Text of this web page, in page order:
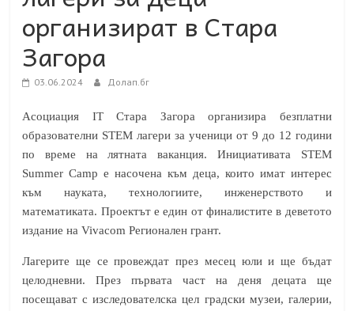
организират в Стара
Загора
03.06.2024 Долап.бг
Асоциация IT Стара Загора организира безплатни
образователни STEM лагери за ученици от 9 до 12 години
по време на лятната ваканция. Инициативата STEM
Summer Camp е насочена към деца, които имат интерес
към науката, технологиите, инженерството и
математиката. Проектът е един от финалистите в деветото
издание на Vivacom Регионален грант.
Лагерите ще се провеждат през месец юли и ще бъдат
целодневни. През първата част на деня децата ще
посещават с изследователска цел градски музеи, галерии,